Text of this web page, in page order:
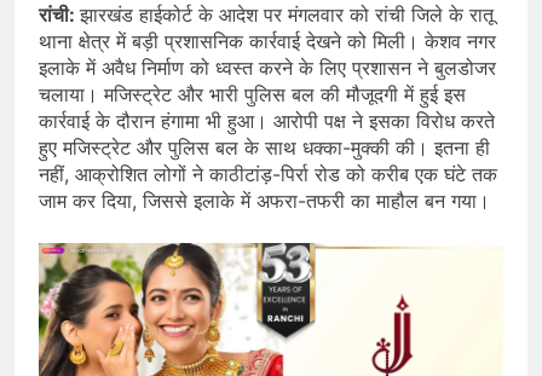
रांची:झारखंड हाईकोर्ट के आदेश पर मंगलवार को रांची जिले के रातू
थाना क्षेत्र में बड़ी प्रशासनिक कार्रवाई देखने को मिली। केशव नगर
इलाके में अवैध निर्माण को ध्वस्त करने के लिए प्रशासन ने बुलडोजर
चलाया। मजिस्ट्रेट और भारी पुलिस बल की मौजूदगी में हुई इस
कार्रवाई के दौरान हंगामा भी हुआ। आरोपी पक्ष ने इसका विरोध करते
हुए मजिस्ट्रेट और पुलिस बल के साथ धक्का-मुक्की की। इतना ही
नहीं, आक्रोशित लोगों ने काठीटांड़-पिर्रा रोड को करीब एक घंटे तक
जाम कर दिया, जिससे इलाके में अफरा-तफरी का माहौल बन गया।